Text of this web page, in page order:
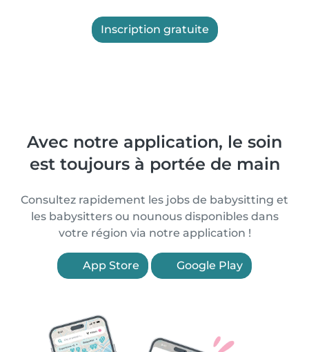
Inscription gratuite
Avec notre application, le soin
est toujours à portée de main
Consultez rapidement les jobs de babysitting et
les babysitters ou nounous disponibles dans
votre région via notre application !
App Store Google Play